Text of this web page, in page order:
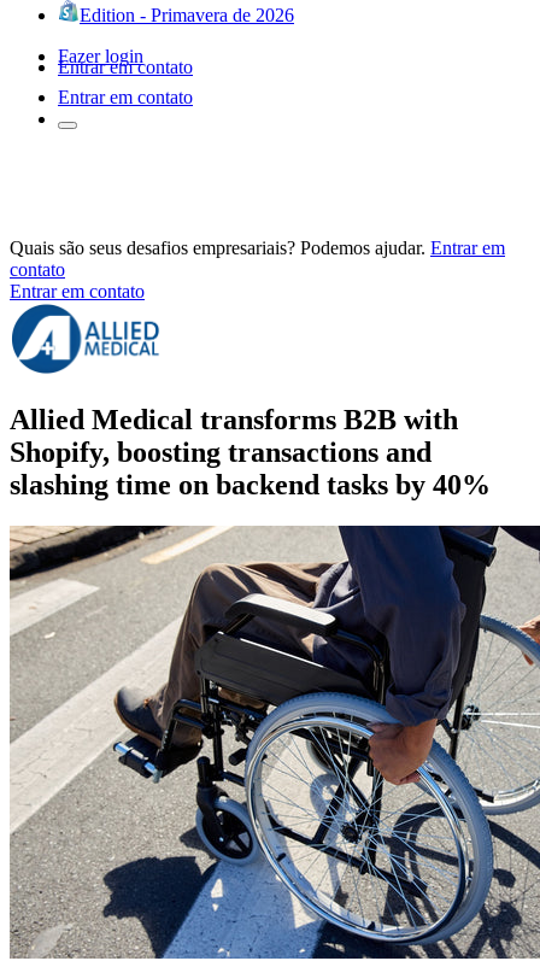
Edition - Primavera de 2026
Fazer login
Entrar em contato
Entrar em contato
Quais são seus desafios empresariais? Podemos ajudar. Entrar em
contato
Entrar em contato
Allied Medical transforms B2B with
Shopify, boosting transactions and
slashing time on backend tasks by 40%